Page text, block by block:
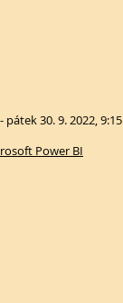
30. 9. 2022,
Power BI